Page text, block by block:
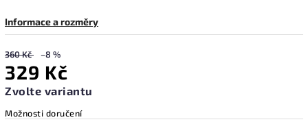
Informace a rozměry
360 Kč –8 %
329 Kč
Zvolte variantu
Možnosti doručení